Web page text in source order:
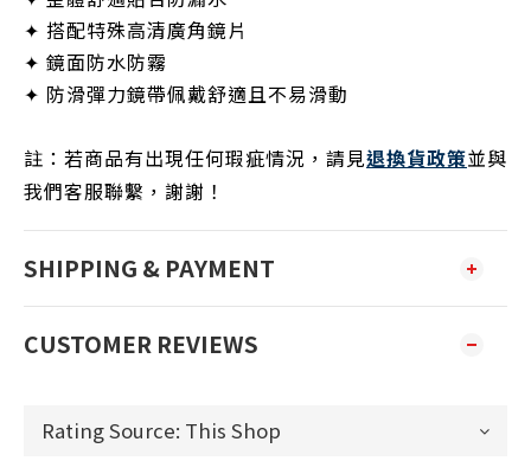
✦ 搭配特殊高清廣角鏡片
✦ 鏡面防水防霧
✦ 防滑彈力鏡帶佩戴舒適且不易滑動
註： 若商品有出現任何瑕疵情況，請見退換貨政策並與
我們客服聯繫，謝謝！
SHIPPING & PAYMENT
CUSTOMER REVIEWS